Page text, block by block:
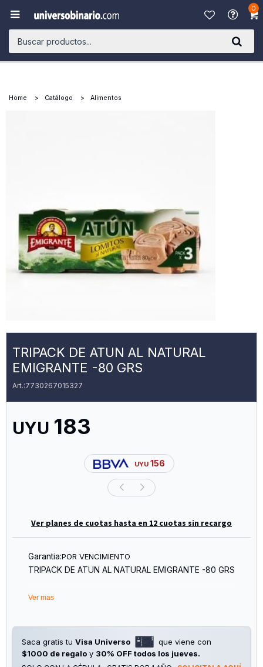
0

Home Catálogo Alimentos
TRIPACK DE ATUN AL NATURAL
EMIGRANTE -80 GRS
7730267015327
UYU 183
UYU 156
Ver planes de cuotas hasta en 12 cuotas sin recargo
Garantia:POR VENCIMIENTO
TRIPACK DE ATUN AL NATURAL EMIGRANTE -80 GRS
Ver mas
Saca gratis tu Visa Universo
que viene con
$1000 de regalo y 30% OFF todos los jueves.